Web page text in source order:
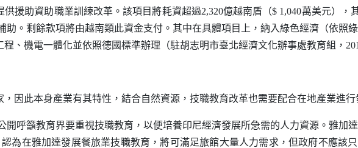
助資助職業訓練改革。該項目將耗資超過2,320億越南盾（$ 1,040萬美元），
助。剩餘款項將由越南類此資金支付。其中在具體項目上，納入綠色經濟（依照綠
、機電一體化並依照德國標準辦理（駐胡志明市臺北經濟文化辦事處教育組，
此本身產業有其特性，結合自然資源，技職教育改革也需要配合在地產業進行
開呼籲教育界要重視技職教育，以便培養印尼經濟發展所急需的人力資源。雅加
為在雅加達發展餐旅業技職教育，將可滿足旅館大量人力需求，但政府不應該